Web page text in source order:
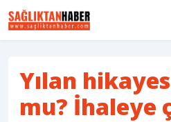
Yılan
mu? İhaleye